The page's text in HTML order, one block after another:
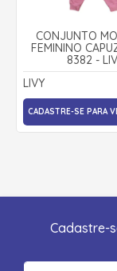
CONJUNTO
FEMININO
8382 -
LIVY
CADASTRE-SE PARA
Cadastre-